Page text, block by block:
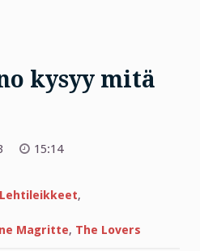
kysyy mitä
15:14
Lehtileikkeet,
Magritte, The Lovers